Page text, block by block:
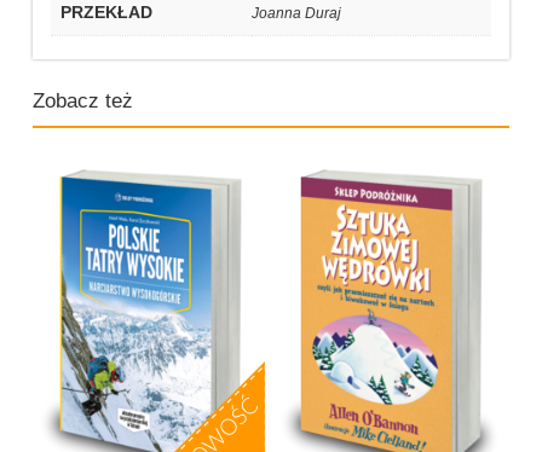
PRZEKŁAD Joanna Duraj
Zobacz też